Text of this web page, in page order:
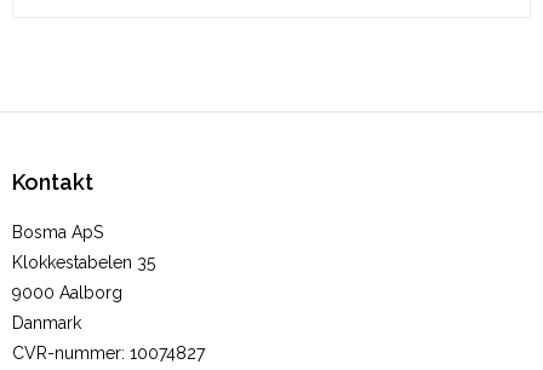
Kontakt
Bosma ApS
Klokkestabelen 35
9000 Aalborg
Danmark
CVR-nummer: 10074827